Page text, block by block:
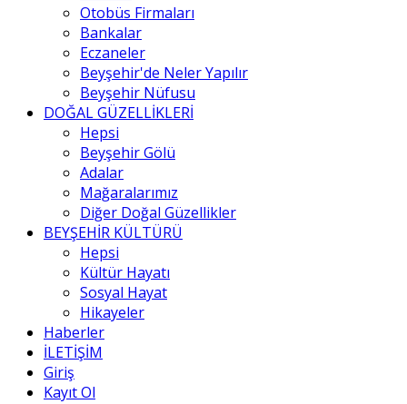
Otobüs Firmaları
Bankalar
Eczaneler
Beyşehir'de Neler Yapılır
Beyşehir Nüfusu
DOĞAL GÜZELLİKLERİ
Hepsi
Beyşehir Gölü
Adalar
Mağaralarımız
Diğer Doğal Güzellikler
BEYŞEHİR KÜLTÜRÜ
Hepsi
Kültür Hayatı
Sosyal Hayat
Hikayeler
Haberler
İLETİŞİM
Giriş
Kayıt Ol